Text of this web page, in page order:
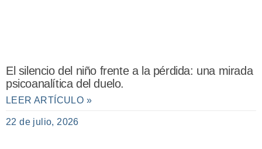
El silencio del niño frente a la pérdida: una mirada
psicoanalítica del duelo.
LEER ARTÍCULO »
22 de julio, 2026